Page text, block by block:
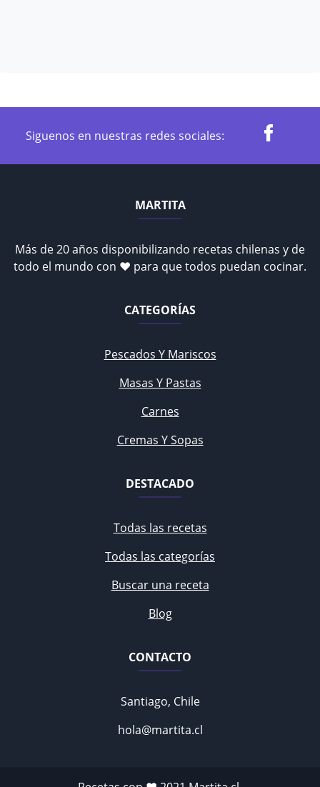
Siguenos en nuestras redes sociales:
MARTITA
Más de 20 años disponibilizando recetas chilenas y de
todo el mundo con ♥ para que todos puedan cocinar.
CATEGORÍAS
Pescados Y Mariscos
Masas Y Pastas
Carnes
Cremas Y Sopas
DESTACADO
Todas las recetas
Todas las categorías
Buscar una receta
Blog
CONTACTO
Santiago, Chile
hola@martita.cl